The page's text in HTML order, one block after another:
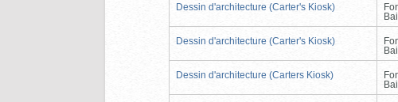
Dessin d'architecture (Carter's Kiosk)
Dessin d'architecture (Carter's Kiosk)
Dessin d'architecture (Carters Kiosk)